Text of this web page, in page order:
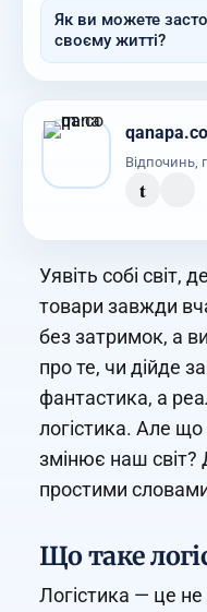
Як ви можете
своєму житті?
Відпочинь,
t
Уявіть собі світ,
товари завжди
без затримок, а
про те, чи дійде
фантастика, а
логістика. Але
змінює наш
простими
Що таке
Логістика — це